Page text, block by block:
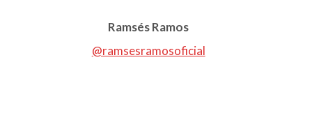
Ramsés Ramos
@ramsesramosoficial